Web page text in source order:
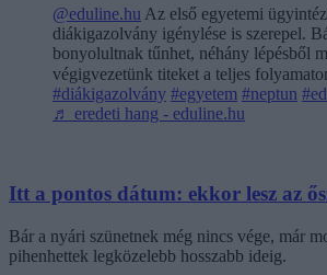
@eduline.hu Az első egyetemi
diákigazolvány igénylése is szerepel.
bonyolultnak tűnhet, néhány lépésből
végigvezetünk titeket a teljes
#diákigazolvány #egyetem #neptun
♬ eredeti hang - eduline.hu
Itt a pontos dátum: ekkor lesz az
Bár a nyári szünetnek még nincs vége, már
pihenhettek legközelebb hosszabb ideig.